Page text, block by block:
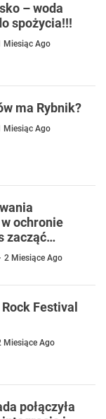
– woda
spożycia!!!
Miesiąc Ago
ma Rybnik?
Miesiąc Ago
ochronie
zacząć
2 Miesiące Ago
Festival
Miesiące Ago
połączyła